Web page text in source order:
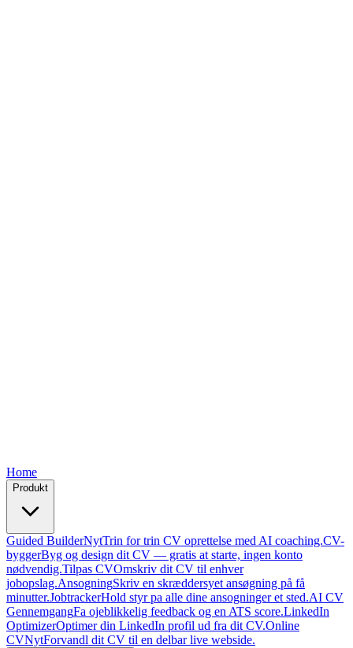
Home
Produkt
Guided BuilderNytTrin for trin CV oprettelse med AI coaching.CV-
byggerByg og design dit CV — gratis at starte, ingen konto
nødvendig.Tilpas CVOmskriv dit CV til enhver
jobopslag.AnsogningSkriv en skræddersyet ansøgning på få
minutter.JobtrackerHold styr pa alle dine ansogninger et sted.AI CV
GennemgangFa ojeblikkelig feedback og en ATS score.LinkedIn
OptimizerOptimer din LinkedIn profil ud fra dit CV.Online
CVNytForvandl dit CV til en delbar live webside.